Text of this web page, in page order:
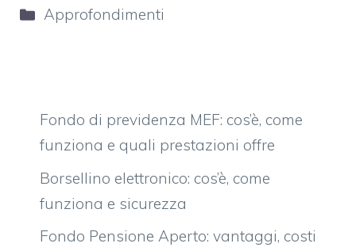
Categorie
Approfondimenti
Fondo di previdenza MEF: cos’è, come
funziona e quali prestazioni offre
Borsellino elettronico: cos’è, come
funziona e sicurezza
Fondo Pensione Aperto: vantaggi, costi